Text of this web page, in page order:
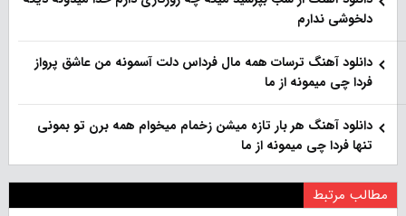
دلخوشی ندارم
دانلود آهنگ ترسات همه مال فرداس دلت آسمونه من عاشق پرواز
فردا چی میمونه از ما
دانلود آهنگ هر بار تازه میشن زخمام میخوام همه برن تو بمونی
تنها فردا چی میمونه از ما
مطالب مرتبط